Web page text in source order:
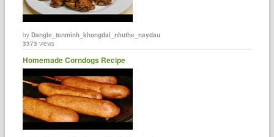
byDangle_tenminh_khongdai_nhuthe_naydau
3373 views
Homemade Corndogs Recipe